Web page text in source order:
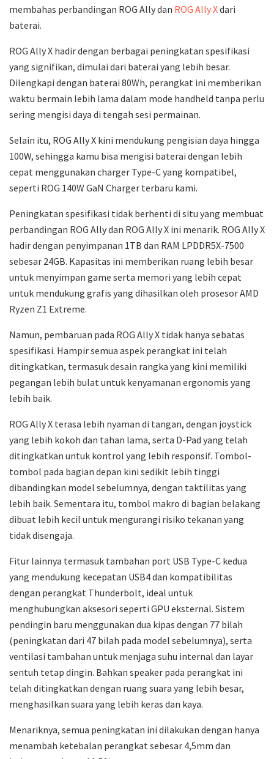
membahas perbandingan ROG Ally dan ROG Ally Xdari
baterai.
ROG Ally X hadir dengan berbagai peningkatan spesifikasi
yang signifikan, dimulai dari baterai yang lebih besar.
Dilengkapi dengan baterai 80Wh, perangkat ini memberikan
waktu bermain lebih lama dalam mode handheld tanpa perlu
sering mengisi daya di tengah sesi permainan.
Selain itu, ROG Ally X kini mendukung pengisian daya hingga
100W, sehingga kamu bisa mengisi baterai dengan lebih
cepat menggunakan charger Type-C yang kompatibel,
seperti ROG 140W GaN Charger terbaru kami.
Peningkatan spesifikasi tidak berhenti di situ yang membuat
perbandingan ROG Ally dan ROG Ally X ini menarik. ROG Ally X
hadir dengan penyimpanan 1TB dan RAM LPDDR5X-7500
sebesar 24GB. Kapasitas ini memberikan ruang lebih besar
untuk menyimpan game serta memori yang lebih cepat
untuk mendukung grafis yang dihasilkan oleh prosesor AMD
Ryzen Z1 Extreme.
Namun, pembaruan pada ROG Ally X tidak hanya sebatas
spesifikasi. Hampir semua aspek perangkat ini telah
ditingkatkan, termasuk desain rangka yang kini memiliki
pegangan lebih bulat untuk kenyamanan ergonomis yang
lebih baik.
ROG Ally X terasa lebih nyaman di tangan, dengan joystick
yang lebih kokoh dan tahan lama, serta D-Pad yang telah
ditingkatkan untuk kontrol yang lebih responsif. Tombol-
tombol pada bagian depan kini sedikit lebih tinggi
dibandingkan model sebelumnya, dengan taktilitas yang
lebih baik. Sementara itu, tombol makro di bagian belakang
dibuat lebih kecil untuk mengurangi risiko tekanan yang
tidak disengaja.
Fitur lainnya termasuk tambahan port USB Type-C kedua
yang mendukung kecepatan USB4 dan kompatibilitas
dengan perangkat Thunderbolt, ideal untuk
menghubungkan aksesori seperti GPU eksternal. Sistem
pendingin baru menggunakan dua kipas dengan 77 bilah
(peningkatan dari 47 bilah pada model sebelumnya), serta
ventilasi tambahan untuk menjaga suhu internal dan layar
sentuh tetap dingin. Bahkan speaker pada perangkat ini
telah ditingkatkan dengan ruang suara yang lebih besar,
menghasilkan suara yang lebih keras dan kaya.
Menariknya, semua peningkatan ini dilakukan dengan hanya
menambah ketebalan perangkat sebesar 4,5mm dan